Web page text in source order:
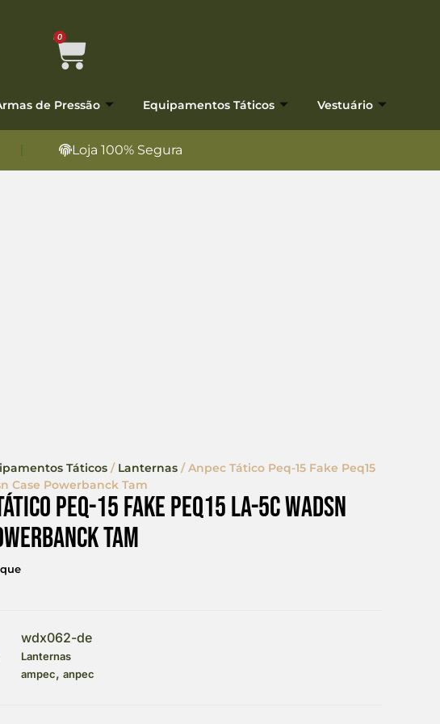
0
de Pressão Equipamentos Táticos Vestuário
Loja 100% Segura
Táticos/ Lanternas/ Anpec Tático Peq-15 Fake Peq15
Case Powerbanck Tam
Peq-15 Fake Peq15 La-5c Wadsn
Tam
wdx062-de
Lanternas
ampec, anpec